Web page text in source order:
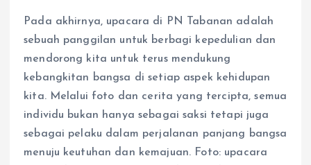
Pada akhirnya, upacara di PN Tabanan adalah
sebuah panggilan untuk berbagi kepedulian dan
mendorong kita untuk terus mendukung
kebangkitan bangsa di setiap aspek kehidupan
kita. Melalui foto dan cerita yang tercipta, semua
individu bukan hanya sebagai saksi tetapi juga
sebagai pelaku dalam perjalanan panjang bangsa
menuju keutuhan dan kemajuan. Foto: upacara